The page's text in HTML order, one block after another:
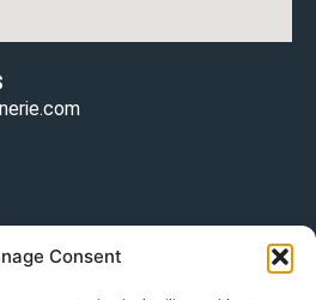
Consent